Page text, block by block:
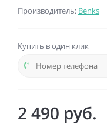
Производитель: Benks
Купить в один клик
2 490 руб.